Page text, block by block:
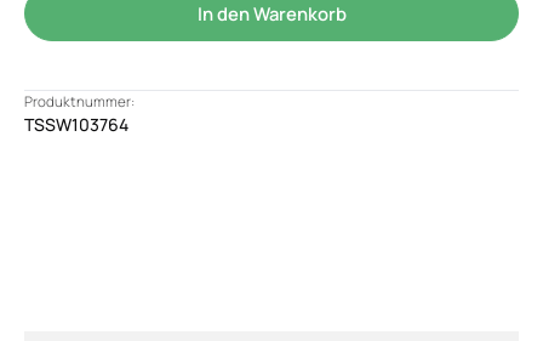
In den Warenkorb
Produktnummer:
TSSW103764